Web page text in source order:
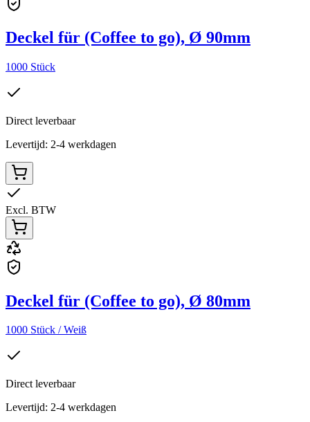
Deckel für (Coffee to go), Ø 90mm
1000 Stück
Direct leverbaar
Levertijd: 2-4 werkdagen
Excl. BTW
Deckel für (Coffee to go), Ø 80mm
1000 Stück / Weiß
Direct leverbaar
Levertijd: 2-4 werkdagen